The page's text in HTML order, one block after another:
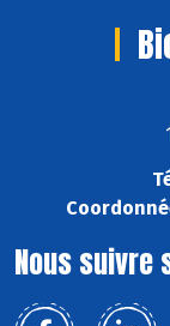
Nous suivre